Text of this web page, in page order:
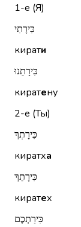
1-е (Я)
כִּירָתִי
кирати
כִּירָתֵנוּ
киратену
2-е (Ты)
כִּירָתְךָ
киратха
כִּירָתֵךְ
киратех
כִּירַתְכֶם